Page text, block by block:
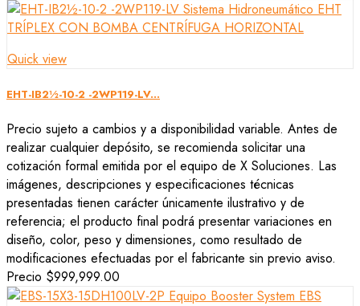
Quick view
EHT-IB2½-10-2 -2WP119-LV...
Precio sujeto a cambios y a disponibilidad variable. Antes de
realizar cualquier depósito, se recomienda solicitar una
cotización formal emitida por el equipo de X Soluciones. Las
imágenes, descripciones y especificaciones técnicas
presentadas tienen carácter únicamente ilustrativo y de
referencia; el producto final podrá presentar variaciones en
diseño, color, peso y dimensiones, como resultado de
modificaciones efectuadas por el fabricante sin previo aviso.
Precio $999,999.00